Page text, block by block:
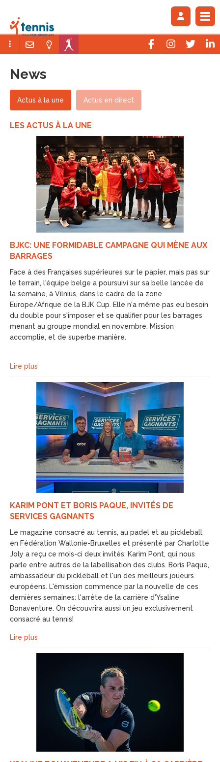
News
Actus à la une Actus en direct
LES ACTUS À LA UNE
BJKC: UNE FORMIDABLE CAMPAGNE QUI MÈNE AUX
BARRAGES
Face à des Françaises supérieures sur le papier, mais pas sur
le terrain, l'équipe belge a poursuivi sur sa belle lancée de
la semaine, à Vilnius, dans le cadre de la zone
Europe/Afrique de la BJK Cup. Elle n'a même pas eu besoin
du double pour s'imposer et se qualifier pour les barrages
menant au groupe mondial en novembre. Mission
accomplie, et de superbe manière.
Lire plus
KARIM PONT ET BORIS PAQUE, INVITÉS DE
SERVICES GAGNANTS
Le magazine consacré au tennis, au padel et au pickleball
en Fédération Wallonie-Bruxelles et présenté par Charlotte
Joly a reçu ce mois-ci deux invités: Karim Pont, qui nous
parle entre autres de la labellisation des clubs. Boris Paque,
ambassadeur du pickleball et l'un des meilleurs joueurs
européens. L'émission commence par la nouvelle de ces
dernières semaines: l'arrête de la carrière d'Ysaline
Bonaventure. On découvrira aussi un jeu exclusivement
consacré au tennis!
Lire plus